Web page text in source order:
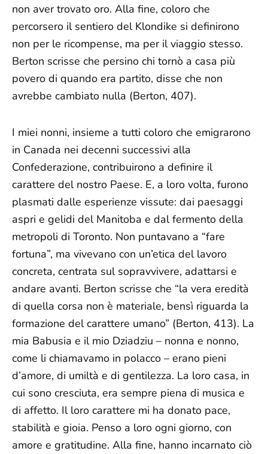
non aver trovato oro. Alla fine, coloro che
percorsero il sentiero del Klondike si definirono
non per le ricompense, ma per il viaggio stesso.
Berton scrisse che persino chi tornò a casa più
povero di quando era partito, disse che non
avrebbe cambiato nulla (Berton, 407).
I miei nonni, insieme a tutti coloro che emigrarono
in Canada nei decenni successivi alla
Confederazione, contribuirono a definire il
carattere del nostro Paese. E, a loro volta, furono
plasmati dalle esperienze vissute: dai paesaggi
aspri e gelidi del Manitoba e dal fermento della
metropoli di Toronto. Non puntavano a “fare
fortuna”, ma vivevano con un’etica del lavoro
concreta, centrata sul sopravvivere, adattarsi e
andare avanti. Berton scrisse che “la vera eredità
di quella corsa non è materiale, bensì riguarda la
formazione del carattere umano” (Berton, 413). La
mia Babusia e il mio Dziadziu – nonna e nonno,
come li chiamavamo in polacco – erano pieni
d’amore, di umiltà e di gentilezza. La loro casa, in
cui sono cresciuta, era sempre piena di musica e
di affetto. Il loro carattere mi ha donato pace,
stabilità e gioia. Penso a loro ogni giorno, con
amore e gratitudine. Alla fine, hanno incarnato ciò